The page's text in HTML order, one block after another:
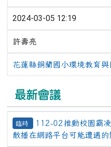
2024-03-05 12:19
許壽亮
花蓮縣銅蘭國小環境教育
最新會議
臨時
112-02推動校園霸
散播在網路平台可能遭遇